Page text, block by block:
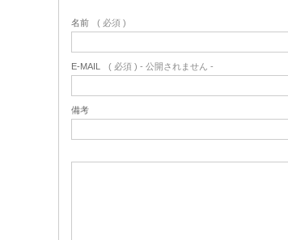
名前 ( 必須 )
E-MAIL ( 必須 ) - 公開されません -
備考